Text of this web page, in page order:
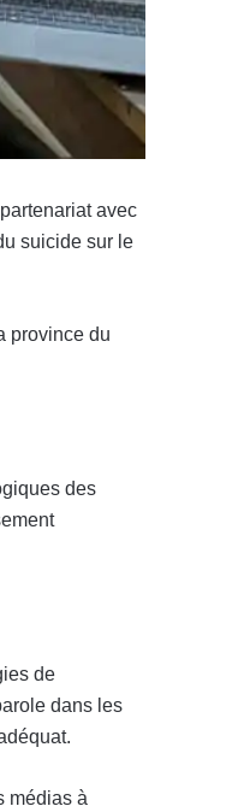
avec
suicide sur le
province du
des
de
dans les
médias à